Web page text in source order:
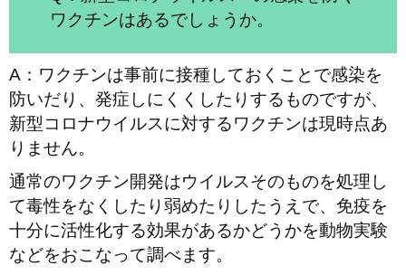
ワクチンはあるでしょうか。
A：ワクチンは事前に接種しておくことで感染を
防いだり、発症しにくくしたりするものですが、
新型コロナウイルスに対するワクチンは現時点あ
りません。
通常のワクチン開発はウイルスそのものを処理し
て毒性をなくしたり弱めたりしたうえで、免疫を
十分に活性化する効果があるかどうかを動物実験
などをおこなって調べます。